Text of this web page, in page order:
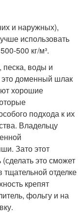
и наружных),
использовать
500 кг/м³.
песка, воды и
это доменный шлак
хорошие
подхода к их
Владельцу
Зато этот
это сможет
отделке
крепят
фольгу и на